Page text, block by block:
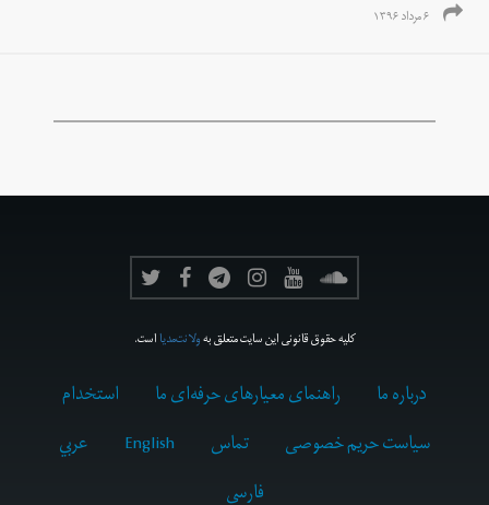
۶ مرداد ۱۳۹۶
کلیه حقوق قانونی این سایت متعلق بهولانت‌مدیااست.
درباره ما راهنمای معیارهای حرفه‌ای ما
استخدام
سیاست حریم خصوصی
تماس English
عربي
فارسى